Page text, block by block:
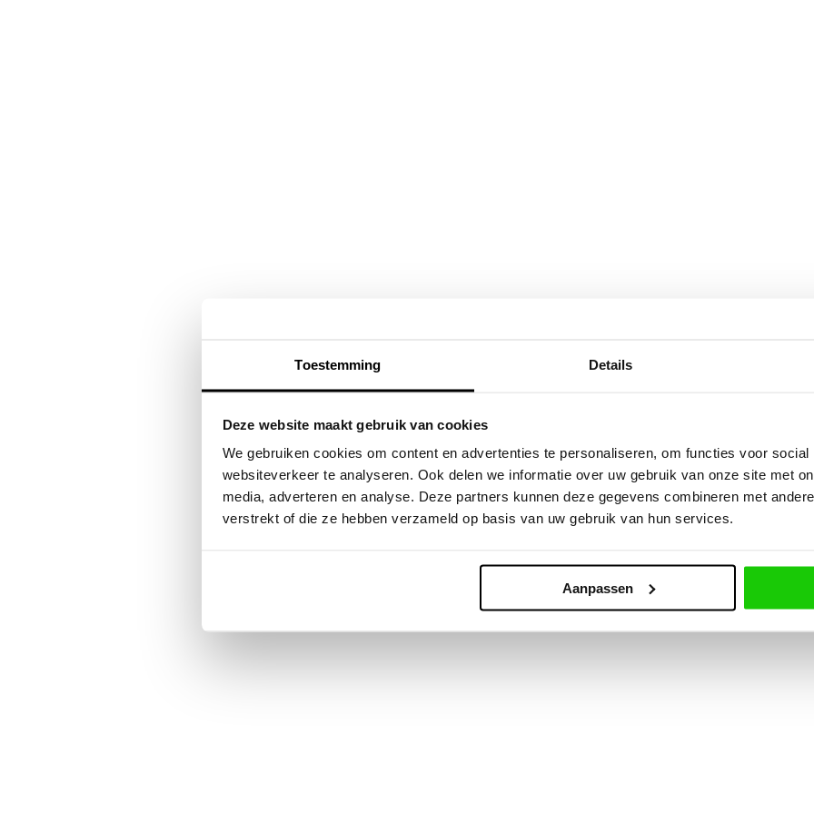
Toestemming Details
Deze website maakt gebruik van cookies
We gebruiken cookies om content en advertenties te personaliseren, om functies voor
websiteverkeer te analyseren. Ook delen we informatie over uw gebruik van onze site met
media, adverteren en analyse. Deze partners kunnen deze gegevens combineren met
verstrekt of die ze hebben verzameld op basis van uw gebruik van hun services.
Aanpassen